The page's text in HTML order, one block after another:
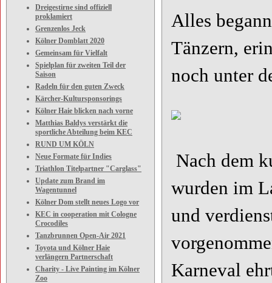
Dreigestirne sind offiziell
proklamiert
Grenzenlos Jeck
Kölner Domblatt 2020
Gemeinsam für Vielfalt
Spielplan für zweiten Teil der
Saison
Radeln für den guten Zweck
Kärcher-Kultursponsorings
Kölner Haie blicken nach vorne
Matthias Baldys verstärkt die
sportliche Abteilung beim KEC
RUND UM KÖLN
Neue Formate für Indies
Triathlon Titelpartner "Carglass"
Update zum Brand im
Wagentunnel
Kölner Dom stellt neues Logo vor
KEC in cooperation mit Cologne
Crocodiles
Tanzbrunnen Open-Air 2021
Toyota und Kölner Haie
verlängern Partnerschaft
Charity - Live Painting im Kölner
Zoo
Alles
Tänzern,
noch unter
Nach dem
wurden im
und
Karneval